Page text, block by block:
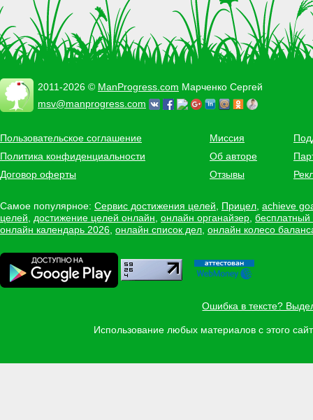
2011-2026 © ManProgress.com Марченко Сергей
msv@manprogress.com
Пользовательское соглашение
Политика конфиденциальности
Договор оферты
Миссия
Об авторе
Отзывы
Самое популярное: Сервис достижения целей Прицел achieve
целей
достижение целей онлайн онлайн органайзер
онлайн календарь 2026 онлайн список дел онлайн колесо
Ошибка в тексте?
Использование любых материалов с этого